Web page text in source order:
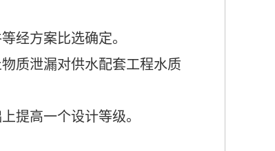
经方案比选确定。
质泄漏对供水配套工程水质
提高一个设计等级。